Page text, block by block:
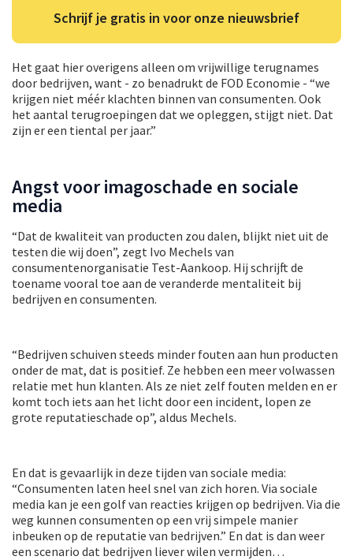
Schrijf je gratis in voor onze nieuwsbrief
Het gaat hier overigens alleen om vrijwillige terugnames
door bedrijven, want ‑ zo benadrukt de FOD Economie ‑ “we
krijgen niet méér klachten binnen van consumenten. Ook
het aantal terugroepingen dat we opleggen, stijgt niet. Dat
zijn er een tiental per jaar.”
Angst voor imagoschade en sociale
media
“Dat de kwaliteit van producten zou dalen, blijkt niet uit de
testen die wij doen”, zegt Ivo Mechels van
consumentenorganisatie Test-Aankoop. Hij schrijft de
toename vooral toe aan de veranderde mentaliteit bij
bedrijven en consumenten.
“Bedrijven schuiven steeds minder fouten aan hun producten
onder de mat, dat is positief. Ze hebben een meer volwassen
relatie met hun klanten. Als ze niet zelf fouten melden en er
komt toch iets aan het licht door een incident, lopen ze
grote reputatieschade op”, aldus Mechels.
En dat is gevaarlijk in deze tijden van sociale media:
“Consumenten laten heel snel van zich horen. Via sociale
media kan je een golf van reacties krijgen op bedrijven. Via die
weg kunnen consumenten op een vrij simpele manier
inbeuken op de reputatie van bedrijven.” En dat is dan weer
een scenario dat bedrijven liever wilen vermijden…